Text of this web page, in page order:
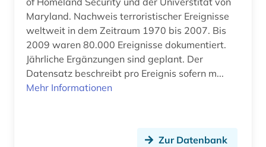
mongolistik (2)
mudjahedin (1)
musikethnologie (1)
mythologie (1)
Maryland. Nachweis terroristischer Ereignisse
weltweit in dem Zeitraum 1970 bis 2007. Bis
2009 waren 80.000 Ereignisse dokumentiert.
Jährliche Ergänzungen sind geplant. Der
Datensatz beschreibt pro Ereignis sofern m...
Mehr Informationen
Zur Datenbank